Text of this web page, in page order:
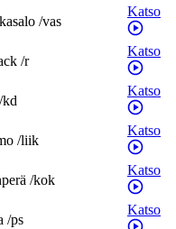
/vas
Katso
/r
Katso
/kd
Katso
/liik
Katso
/kok
Katso
/ps
Katso